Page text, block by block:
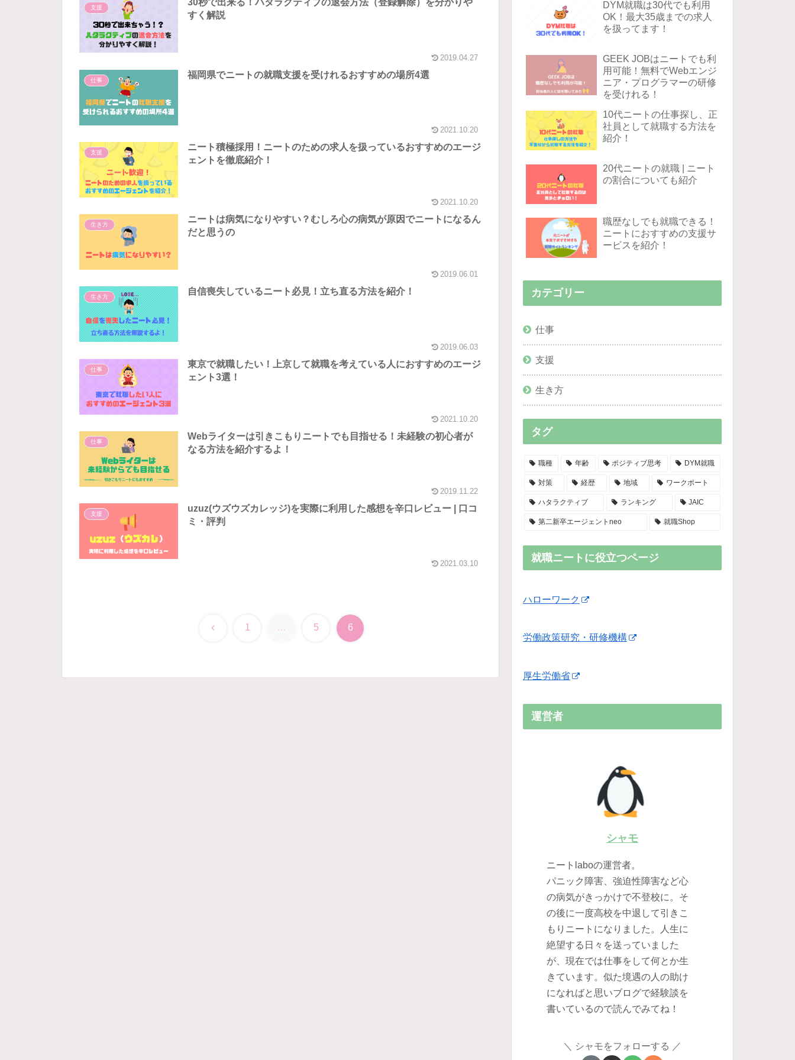
支援
すく解説
2019.04.27
仕事
福岡県でニートの就職支援を受けれるおすすめの場所4選
2021.10.20
支援
ニート積極採用！ニートのための求人を扱っているおすすめのエージ
ェントを徹底紹介！
2021.10.20
生き方
ニートは病気になりやすい？むしろ心の病気が原因でニートになるん
だと思うの
2019.06.01
生き方
自信喪失しているニート必見！立ち直る方法を紹介！
2019.06.03
仕事
東京で就職したい！上京して就職を考えている人におすすめのエージ
ェント3選！
2021.10.20
仕事
Webライターは引きこもりニートでも目指せる！未経験の初心者が
なる方法を紹介するよ！
2019.11.22
支援
uzuz(ウズウズカレッジ)を実際に利用した感想を辛口レビュー | 口コ
ミ・評判
2021.03.10
前 1 … 5 6
DYM就職は30代でも利用
OK！最大35歳までの求人
を扱ってます！
GEEK JOBはニートでも利
用可能！無料でWebエンジ
ニア・プログラマーの研修
を受けれる！
10代ニートの仕事探し、正
社員として就職する方法を
紹介！
20代ニートの就職 | ニート
の割合についても紹介
職歴なしでも就職できる！
ニートにおすすめの支援サ
ービスを紹介！
カテゴリー
仕事
支援
生き方
タグ
職種 年齢 ポジティブ思考 DYM就職
対策 経歴 地域 ワークポート
ハタラクティブ ランキング JAIC
第二新卒エージェントneo 就職Shop
就職ニートに役立つページ
ハローワーク
労働政策研究・研修機構
厚生労働省
運営者
シャモ
ニートlaboの運営者。
パニック障害、強迫性障害など心
の病気がきっかけで不登校に。そ
の後に一度高校を中退して引きこ
もりニートになりました。人生に
絶望する日々を送っていました
が、現在では仕事をして何とか生
きています。似た境遇の人の助け
になればと思いブログで経験談を
書いているので読んでみてね！
シャモをフォローする